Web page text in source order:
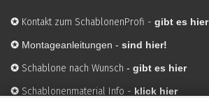
✪ Kontakt zum SchablonenProfi - gibt es hier
✪ Montageanleitungen - sind hier!
✪ Schablone nach Wunsch - gibt es hier
✪ Schablonenmaterial Info - klick hier